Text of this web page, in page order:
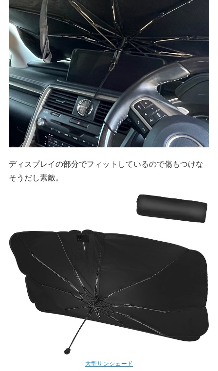
ディスプレイの部分でフィットしているので傷もつけな
そうだし素敵。
大型サンシェード